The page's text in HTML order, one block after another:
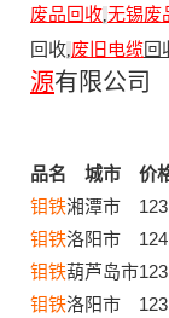
废品回收,无锡废
回收,废旧电缆回
源有限公司
品名 城市 价
钼铁湘潭市
钼铁洛阳市
钼铁葫芦岛市
钼铁洛阳市